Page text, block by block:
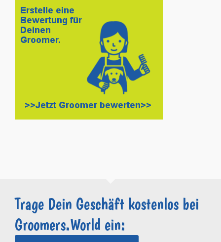
Trage Dein Geschäft kostenlos bei
Groomers.World ein: